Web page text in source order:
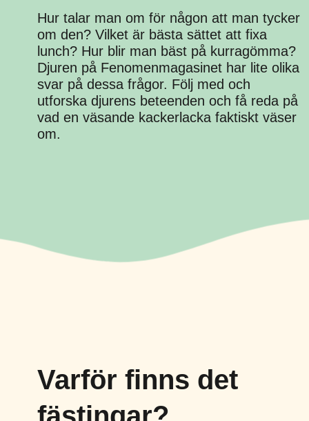
Hur talar man om för någon att man tycker
om den? Vilket är bästa sättet att fixa
lunch? Hur blir man bäst på kurragömma?
Djuren på Fenomenmagasinet har lite olika
svar på dessa frågor. Följ med och
utforska djurens beteenden och få reda på
vad en väsande kackerlacka faktiskt väser
om.
Varför finns det